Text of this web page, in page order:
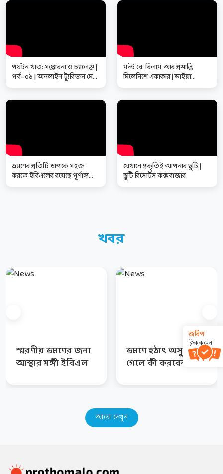
পর্যটন খাত: সম্ভাবনা ও চ্যালেঞ্জ |
পর্ব–০১ | অনলাইন ট্যুরিজম মেলা
২০২৫
সল্ট বে: বিলাস আর প্রশান্তি
মিলেমিশে একাকার | ভাইয়া
হোটেলস্ অ্যান্ড রিসোর্টস্ লিমিটেড
ভ্রমণের প্রতিটি ধাপকে সহজ
করতে ইবিএলের রয়েছে পূর্ণাঙ্গ
সমাধান : এম খোরশেদ আনোয়ার
যেখানে প্রকৃতিই আপনার ছুটি |
ছুটি রিসোর্টস কক্সবাজার
খবর
স্মরণীয় ভ্রমণের জন্য
আস্থার সঙ্গী ইবিএল
ভ্রমণে হঠাৎ অসুস্থ হয়ে
গেলে কী করবেন
আরো দেখুন
জরিপ
ক্লিক করুন